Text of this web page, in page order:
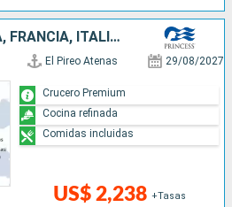
MONTENEGRO, ESPAÑA, FRANCIA, ITALIA, TURQUÍA, GRECIA
El Pireo Atenas 29/08/2027
US$ 2,238 +Tasas
Crucero Premium
Cocina refinada
Comidas incluidas